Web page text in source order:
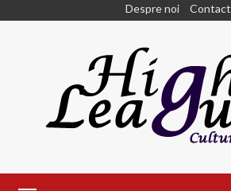
Despre noi Contact